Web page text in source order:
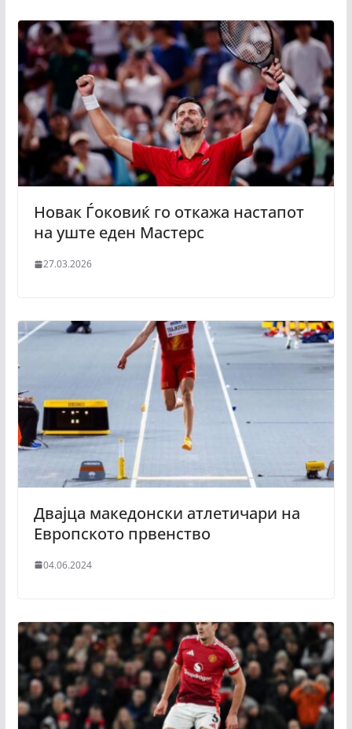
Новак Ѓоковиќ го откажа настапот
на уште еден Мастерс
27.03.2026
Двајца македонски атлетичари на
Европското првенство
04.06.2024